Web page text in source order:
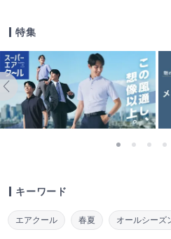
特集
キーワード
エアクール 春夏 オールシーズ